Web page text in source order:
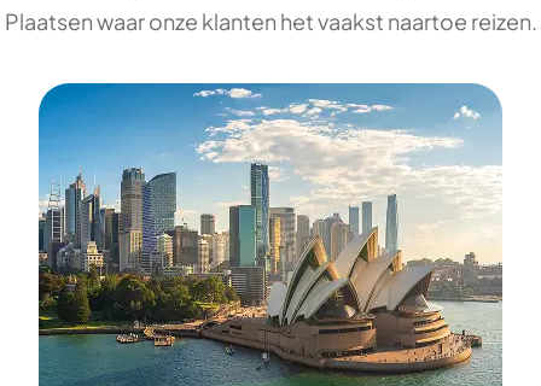
Plaatsen waar onze klanten het vaakst naartoe reizen.